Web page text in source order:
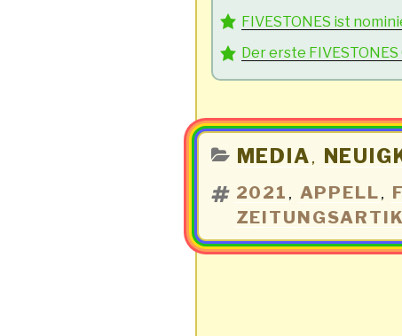
FIVESTONES ist
Der erste
KATEGORIEN
MEDIA ,
SCHLAGWÖRTER
2021 , APPELL ,